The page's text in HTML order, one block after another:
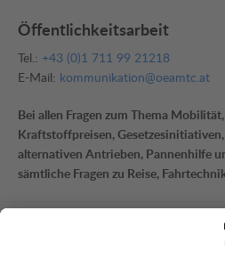
Öffentlichkeitsarbeit
Tel.: +43 (0)1 711 99 21218
E-Mail: kommunikation@oeamtc.at
Bei allen Fragen zum Thema
Kraftstoffpreisen,
alternativen Antrieben, Pannenhilfe
sämtliche Fragen zu Reise,